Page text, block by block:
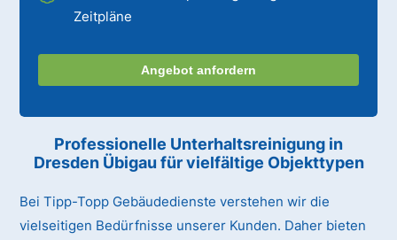
Zeitpläne
Angebot anfordern
Professionelle Unterhaltsreinigung in
Dresden Übigaufür vielfältige Objekttypen
Bei Tipp-Topp Gebäudedienste verstehen wir die
vielseitigen Bedürfnisse unserer Kunden. Daher bieten